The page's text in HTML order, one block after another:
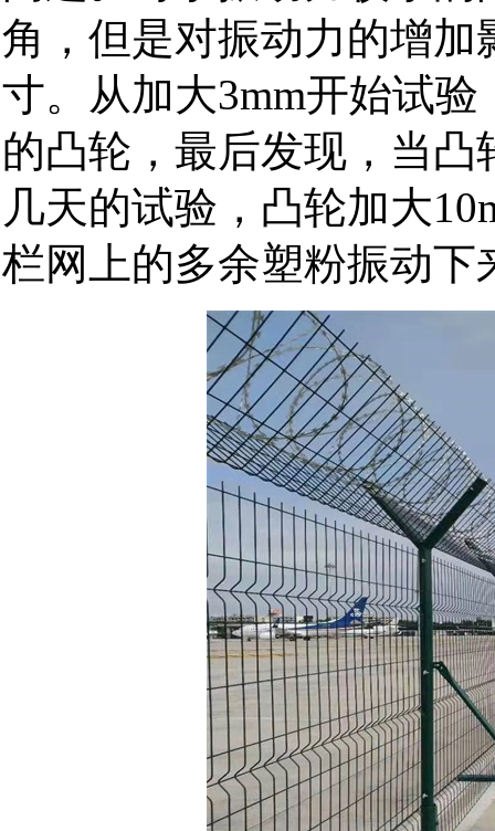
角，但是对振动力的增
寸。从加大3mm开始试验
的凸轮，最后发现，当凸
几天的试验，凸轮加大
栏网上的多余塑粉振动下